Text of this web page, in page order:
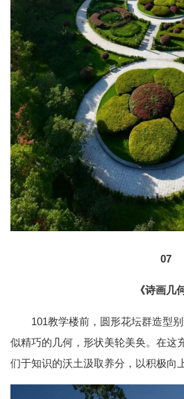
07
《诗画几
101教学楼前，圆形花坛群造型
似精巧的几何，形状美轮美奂。在这
们于知识的沃土汲取养分，以积极向